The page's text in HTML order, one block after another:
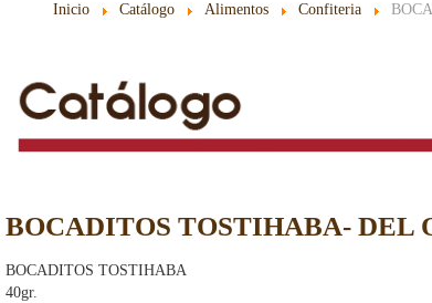
Inicio Catálogo Alimentos Confiteria
BOCADITOS TOSTIHABA- DEL
BOCADITOS TOSTIHABA
40gr.